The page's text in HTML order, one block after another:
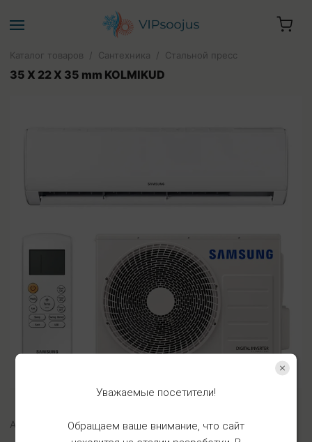
Ваша корзина пуста
Каталог товаров / Сантехника / Стальной пресс
35 X 22 X 35 mm KOLMIKUD
Арт. SK35x22x35
Уважаемые посетители!
Обращаем ваше внимание, что сайт